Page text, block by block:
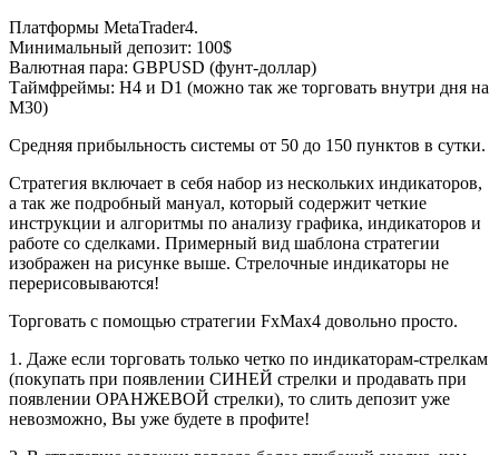
Платформы MetaTrader4.
Минимальный депозит: 100$
Валютная пара: GBPUSD (фунт-доллар)
Таймфреймы: H4 и D1 (можно так же торговать внутри дня на
M30)
Средняя прибыльность системы от 50 до 150 пунктов в сутки.
Стратегия включает в себя набор из нескольких индикаторов,
а так же подробный мануал, который содержит четкие
инструкции и алгоритмы по анализу графика, индикаторов и
работе со сделками. Примерный вид шаблона стратегии
изображен на рисунке выше. Стрелочные индикаторы не
перерисовываются!
Торговать с помощью стратегии FxMax4 довольно просто.
1. Даже если торговать только четко по индикаторам-стрелкам
(покупать при появлении СИНЕЙ стрелки и продавать при
появлении ОРАНЖЕВОЙ стрелки), то слить депозит уже
невозможно, Вы уже будете в профите!